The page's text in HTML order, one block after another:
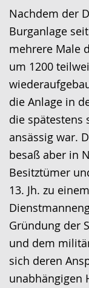
Sprache
wechseln.
Unterstützung.
in
Deutscher
wird
angezeigt.
Nachdem der
Burganlage
mehrere Male
um 1200
die Anlage in
die spätestens
ansässig war.
besaß aber in
Besitztümer
13. Jh. zu
Gründung der
und dem
sich deren
unabhängigen